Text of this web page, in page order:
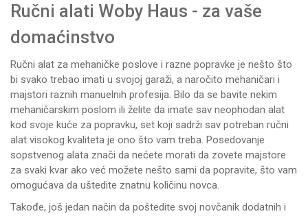
Ručni alati Woby Haus - za vaše
domaćinstvo
Ručni alat za mehaničke poslove i razne popravke je nešto što
bi svako trebao imati u svojoj garaži, a naročito mehaničari i
majstori raznih manuelnih profesija. Bilo da se bavite nekim
mehaničarskim poslom ili želite da imate sav neophodan alat
kod svoje kuće za popravku, set koji sadrži sav potreban ručni
alat visokog kvaliteta je ono što vam treba. Posedovanje
sopstvenog alata znači da nećete morati da zovete majstore
za svaki kvar ako već možete nešto sami da popravite, što vam
omogućava da uštedite znatnu količinu novca.
Takođe, još jedan način da poštedite svoj novčanik dodatnih i